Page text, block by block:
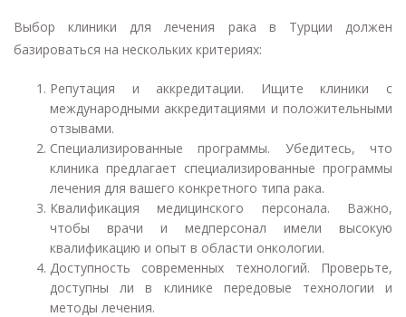
Выбор клиники для лечения рака в Турции должен
базироваться на нескольких критериях:
Репутация и аккредитации. Ищите клиники с
международными аккредитациями и положительными
отзывами.
Специализированные программы. Убедитесь, что
клиника предлагает специализированные программы
лечения для вашего конкретного типа рака.
Квалификация медицинского персонала. Важно,
чтобы врачи и медперсонал имели высокую
квалификацию и опыт в области онкологии.
Доступность современных технологий. Проверьте,
доступны ли в клинике передовые технологии и
методы лечения.